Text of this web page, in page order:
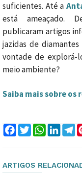
suficientes. Até a
está ameaçado.
publicaram artigos
jazidas de
vontade de explorá-
meio ambiente?
Saiba mais sobre os
Facebook
TwitterWhatsApp
ARTIGOS